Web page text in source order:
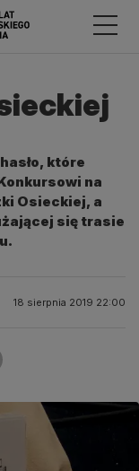
które
na
Osieckiej, a
się trasie
18 sierpnia 2019 22:00